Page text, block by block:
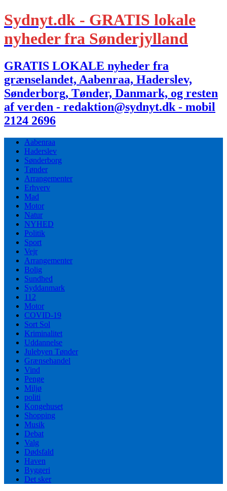
Sydnyt.dk - GRATIS lokale
nyheder fra Sønderjylland
GRATIS LOKALE nyheder fra
grænselandet, Aabenraa, Haderslev,
Sønderborg, Tønder, Danmark, og resten
af verden - redaktion@sydnyt.dk - mobil
2124 2696
Aabenraa
Haderslev
Sønderborg
Tønder
Arrangementer
Erhverv
Mad
Motor
Natur
NYHED
Politik
Sport
Vejr
Arrangementer
Bolig
Sundhed
Syddanmark
112
Motor
COVID-19
Sort Sol
Kriminalitet
Uddannelse
Julebyen Tønder
Grænsehandel
Vind
Penge
Miljø
politi
Kongehuset
Shopping
Musik
Debat
Valg
Dødsfald
Haven
Byggeri
Det sker